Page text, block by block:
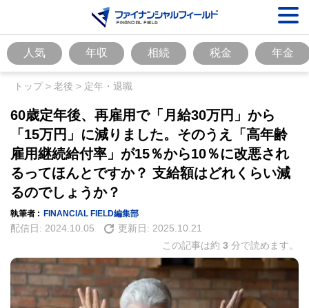
人気 年収 相続 税金 年金
トップ> 老後 > 定年・退職
60歳定年後、再雇用で「月給30万円」から
「15万円」に減りました。そのうえ「高年齢
雇用継続給付率」が15％から10％に改悪され
るってほんとですか？ 支給額はどれくらい減
るのでしょうか？
執筆者 : FINANCIAL FIELD編集部
配信日: 2024.10.05 更新日: 2025.10.21
この記事は約 3 分で読めます。